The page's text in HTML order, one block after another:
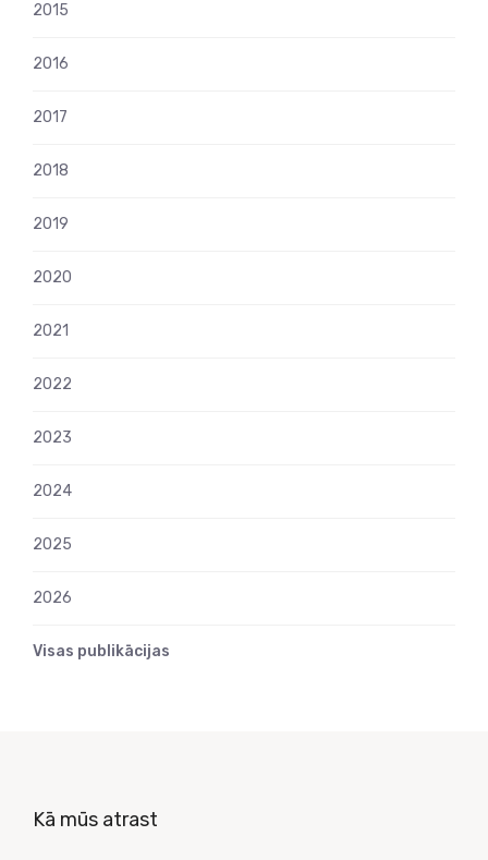
2015
2016
2017
2018
2019
2020
2021
2022
2023
2024
2025
2026
Visas publikācijas
Kā mūs atrast